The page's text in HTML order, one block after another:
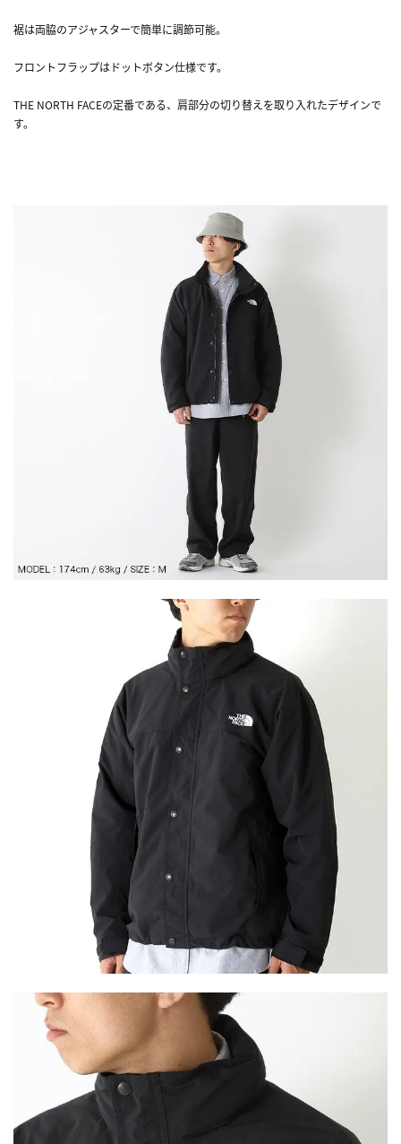
裾は両脇のアジャスターで簡単に調節可能。
フロントフラップはドットボタン仕様です。
THE NORTH FACEの定番である、肩部分の切り替えを取り入れたデザインで
す。